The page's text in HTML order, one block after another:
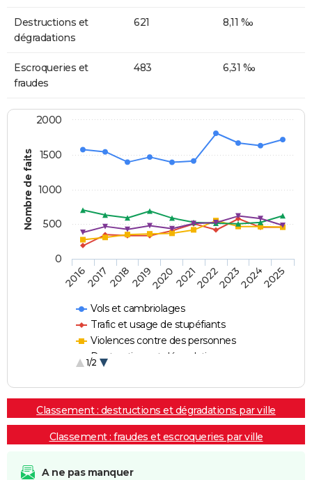
Destructions et
dégradations
621 8,11 ‰
Escroqueries et
fraudes
483 6,31 ‰
Nombre de faits
Vols et cambriolages
Trafic et usage de stupéfiants
Violences contre des personnes
Destructions et dégradations
1/2
2016201720182019202020212022202320242025
0
500
1000
1500
2000
Classement : destructions et dégradations par ville
Classement : fraudes et escroqueries par ville
A ne pas manquer